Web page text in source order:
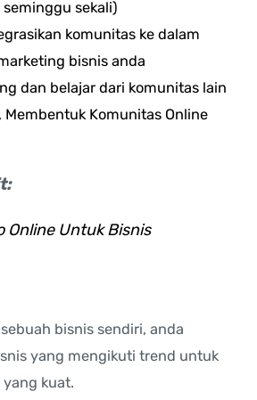
sekali)
komunitas ke dalam
bisnis anda
dan belajar dari komunitas lain
Membentuk Komunitas Online
Online Untuk Bisnis
bisnis sendiri, anda
yang mengikuti trend untuk
kuat.